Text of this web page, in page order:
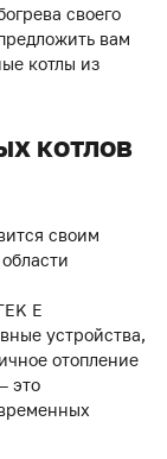
своего
вам
котлы из
котлов
своим
E
устройства,
отопление
это